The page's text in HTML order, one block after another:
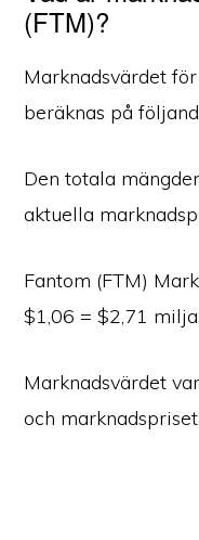
(FTM)?
Marknadsvärdet
beräknas på
Den totala
aktuella
Fantom (FTM)
$1,06 = $2,71
Marknadsvärdet
och marknadspriset.